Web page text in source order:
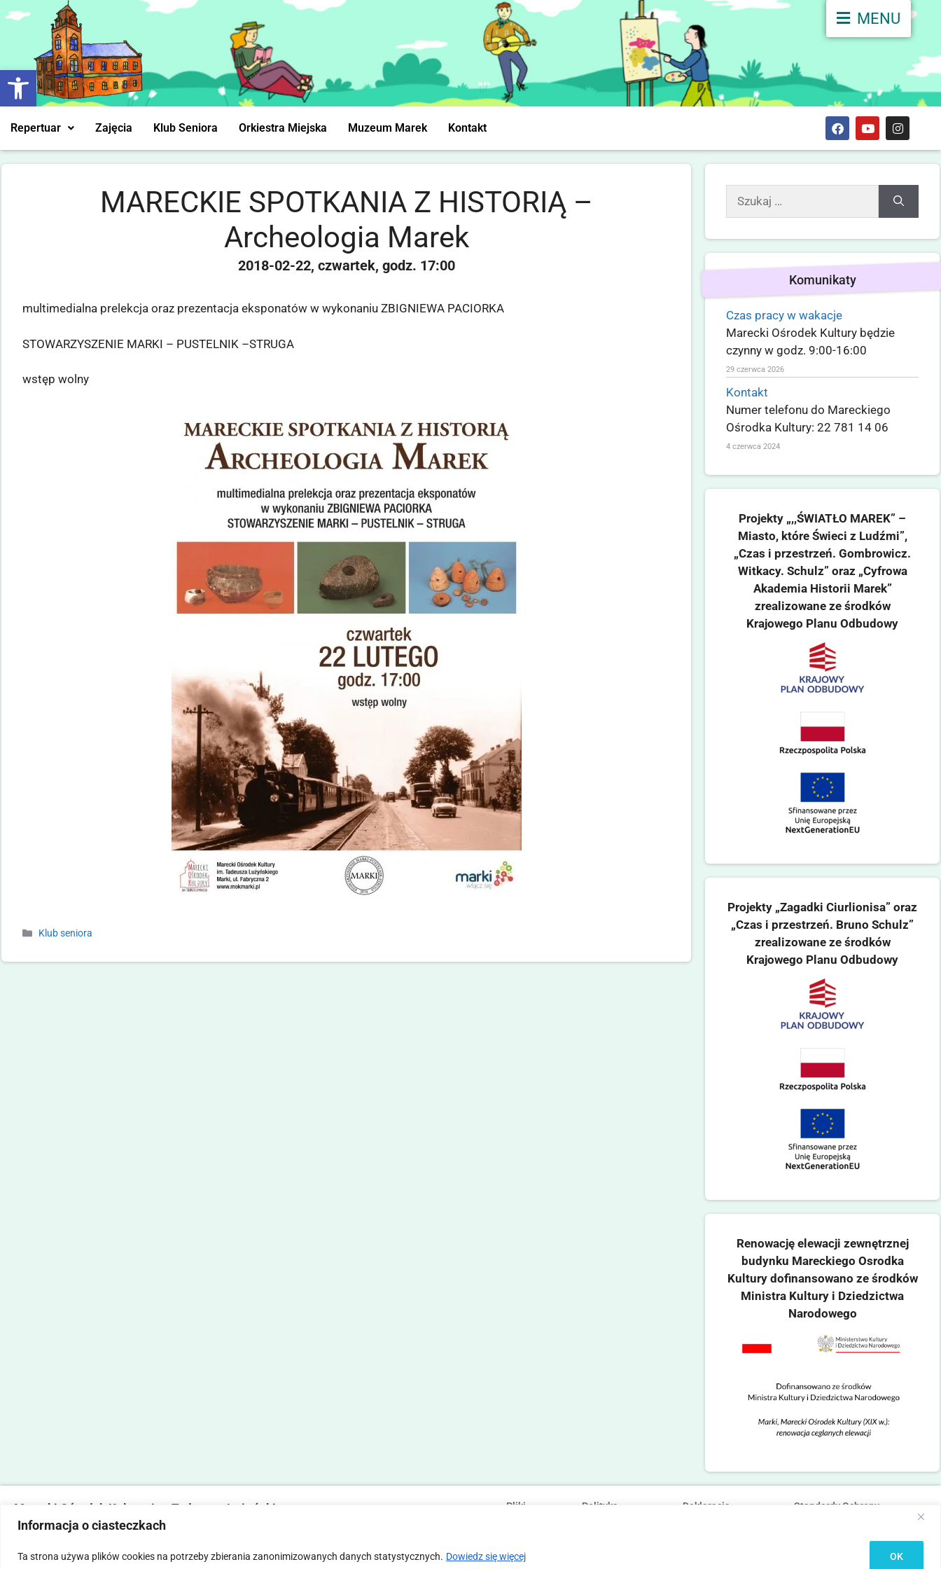
Otwórz pasek narzędzi
Informacja o ciasteczkach
Ta strona używa plików cookies na potrzeby zbierania zanonimizowanych danych statystycznych. Dowiedz się więcej OK
MENU
Repertuar Zajęcia Klub Seniora Orkiestra Miejska Muzeum Marek Kontakt
MARECKIE SPOTKANIA Z HISTORIĄ –
Archeologia Marek
2018-02-22 czwartek 17:00
multimedialna prelekcja oraz prezentacja eksponatów w wykonaniu ZBIGNIEWA PACIORKA
STOWARZYSZENIE MARKI – PUSTELNIK –STRUGA
wstęp wolny
Klub seniora
Komunikaty
Czas pracy w wakacje
Marecki Ośrodek Kultury będzie
czynny w godz. 9:00-16:00
29 czerwca 2026
Kontakt
Numer telefonu do Mareckiego
Ośrodka Kultury: 22 781 14 06
4 czerwca 2024
Projekty „,,ŚWIATŁO MAREK” –
Miasto, które Świeci z Ludźmi”,
„Czas i przestrzeń. Gombrowicz.
Witkacy. Schulz” oraz „Cyfrowa
Akademia Historii Marek”
zrealizowane ze środków
Krajowego Planu Odbudowy
Projekty „Zagadki Ciurlionisa” oraz
„Czas i przestrzeń. Bruno Schulz”
zrealizowane ze środków
Krajowego Planu Odbudowy
Renowację elewacji zewnętrznej
budynku Mareckiego Osrodka
Kultury dofinansowano ze środków
Ministra Kultury i Dziedzictwa
Narodowego
Marecki Ośrodek Kultury im. Tadeusza Lużyńskiego
ul. Fabryczna 2, 05-270 Marki
Pliki
Polityka
Deklaracja
Standardy Ochrony